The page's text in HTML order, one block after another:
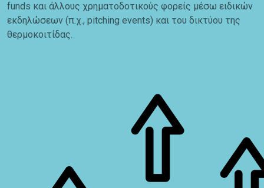
funds και άλλους χρηματοδοτικούς φορείς μέσω ειδικών
εκδηλώσεων (π.χ., pitching events) και του δικτύου της
θερμοκοιτίδας.